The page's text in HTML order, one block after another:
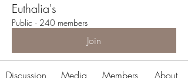
Euthalia's
Public · 240 members
Join
Discussion Media Members About